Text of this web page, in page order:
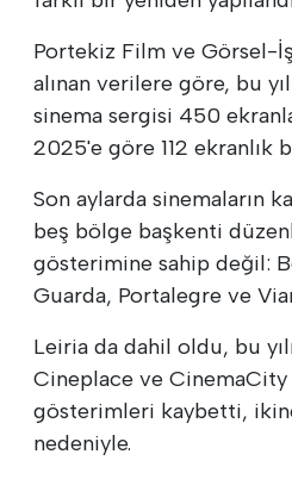
Portekiz Film ve Görsel-
alınan verilere göre, bu
sinema sergisi 450
2025'e göre 112 ekranlık
Son aylarda sinemaların
beş bölge başkenti
gösterimine sahip değil:
Guarda, Portalegre ve
Leiria da dahil oldu, bu
Cineplace ve CinemaCity
gösterimleri kaybetti,
nedeniyle.